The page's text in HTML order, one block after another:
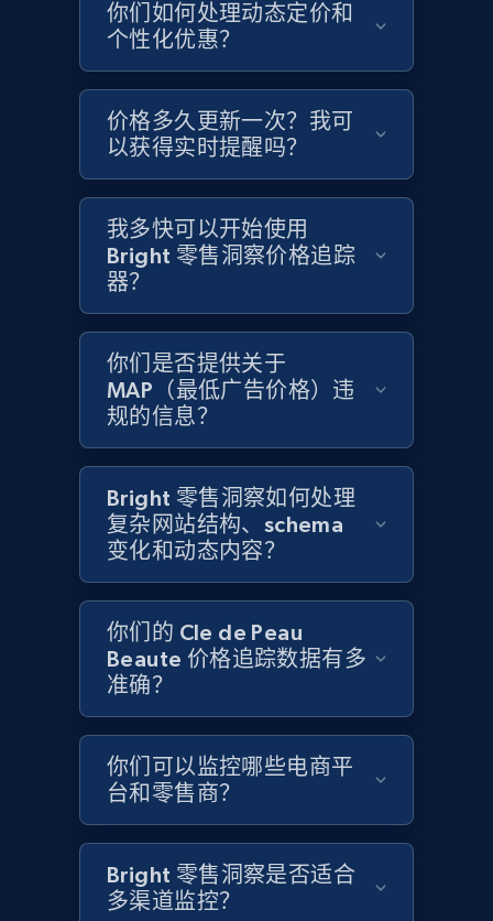
URL, Domain, Country code, Model number,
Sku, Product id, Product name, Manufacturer,
and more.
2.1K+ 355+ 立即开始
Home Depot US - Discover products by
specified URL
URL, Domain, Country code, Model number,
Sku, Product id, Product name, Manufacturer,
and more.
2.1K+ 355+ 立即开始
Home Depot US - Discover products by
specified UPC
URL, Domain, Country code, Model number,
and more.
2.1K+
Home Depot US - Discovery products by
specific category URL
URL, Domain, Country code, Model number,
Sku, Product id, Product name, Manufacturer,
and more.
你们如何处理动态定价和
个性化优惠？
价格多久更新一次？我可
以获得实时提醒吗？
我多快可以开始使用
Bright 零售洞察价格追踪
器？
你们是否提供关于
MAP（最低广告价格）违
规的信息？
Bright 零售洞察如何处理
复杂网站结构、schema
变化和动态内容？
你们的 Cle de Peau
Beaute 价格追踪数据有多
准确？
你们可以监控哪些电商平
台和零售商？
Bright 零售洞察是否适合
多渠道监控？